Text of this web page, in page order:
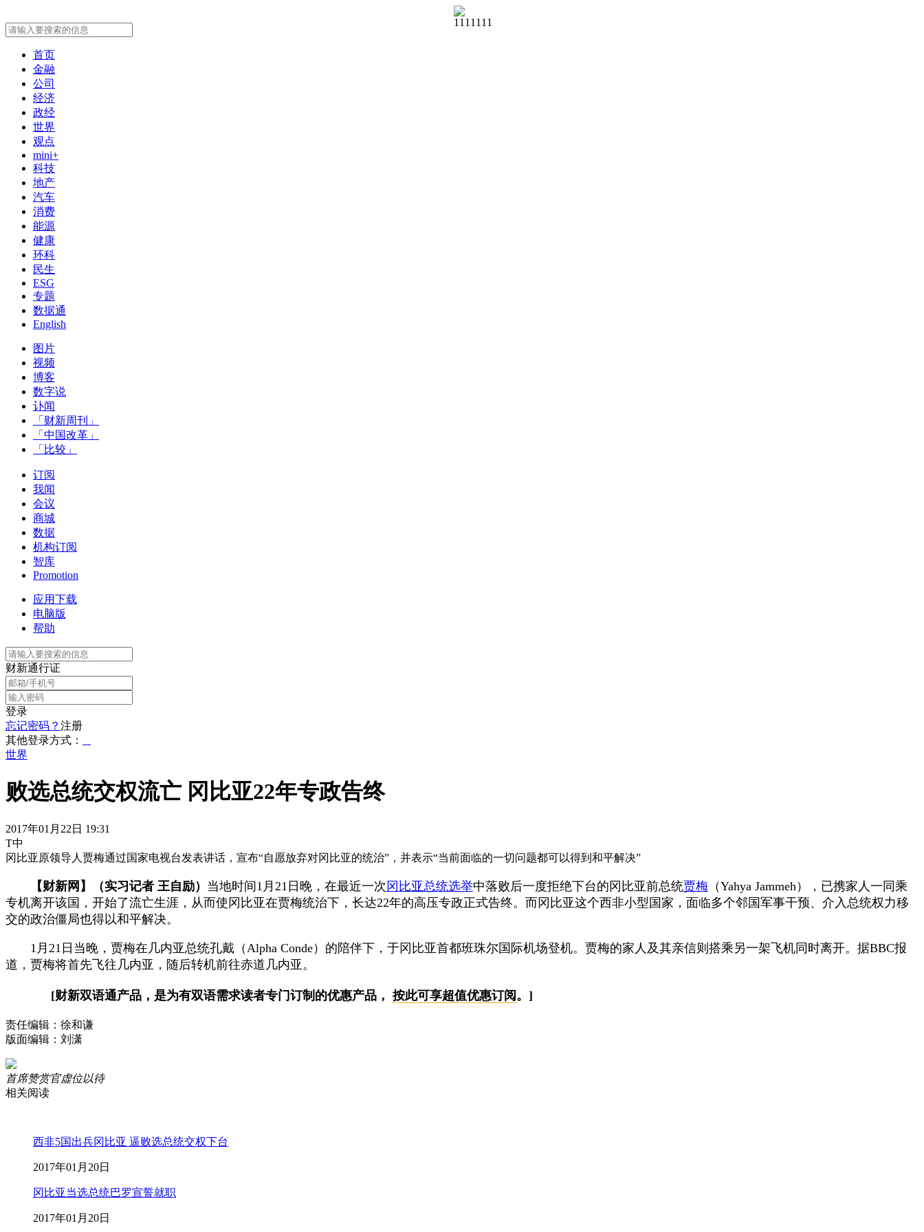
首页
金融
公司
经济
政经
世界
观点
mini+
科技
地产
汽车
消费
能源
健康
环科
民生
ESG
专题
数据通
English
图片
视频
博客
数字说
讣闻
「财新周刊」
「中国改革」
「比较」
订阅
我闻
会议
商城
数据
机构订阅
智库
Promotion
应用下载
电脑版
帮助
财新通行证
登录
忘记密码？ 注册
其他登录方式：
世界
败选总统交权流亡 冈比亚22年专政告终
2017年01月22日 19:31
T中
冈比亚原领导人贾梅通过国家电视台发表讲话，宣布“自愿放弃对冈比亚的统治”，并表示“当前面临的一切问题都可以得到和平解决”
【财新网】（实习记者 王自励） 当地时间1月21日晚，在最近一次 冈比亚总统选举中落败后一度拒绝下台的冈比亚前总统贾梅 （Yahya Jammeh），已携家人一同乘
专机离开该国，开始了流亡生涯，从而使冈比亚在贾梅统治下，长达22年的高压专政正式告终。而冈比亚这个西非小型国家，面临多个邻国军事干预、介入总统权力移
交的政治僵局也得以和平解决。
1月21日当晚，贾梅在几内亚总统孔戴（Alpha Conde）的陪伴下，于冈比亚首都班珠尔国际机场登机。贾梅的家人及其亲信则搭乘另一架飞机同时离开。据BBC报
道，贾梅将首先飞往几内亚，随后转机前往赤道几内亚。
[财新双语通产品，是为有双语需求读者专门订制的优惠产品，按此可享超值优惠订阅 。]
责任编辑：徐和谦
版面编辑：刘潇
首席赞赏官虚位以待
相关阅读
西非5国出兵冈比亚 逼败选总统交权下台
2017年01月20日
冈比亚当选总统巴罗宣誓就职
2017年01月20日